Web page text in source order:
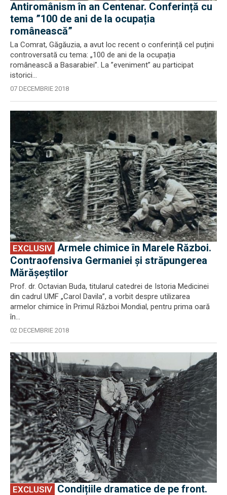
Antiromânism în an Centenar. Conferință cu
tema ”100 de ani de la ocupația
românească”
La Comrat, Găgăuzia, a avut loc recent o conferință cel puțini
controversată cu tema: „100 de ani de la ocupația
românească a Basarabiei”. La ”eveniment” au participat
istorici...
07 DECEMBRIE 2018
EXCLUSIV
EXCLUSIV
Contraofensiva Germaniei și străpungerea
Mărășeștilor
Prof. dr. Octavian Buda, titularul catedrei de Istoria Medicinei
din cadrul UMF „Carol Davila”, a vorbit despre utilizarea
armelor chimice în Primul Război Mondial, pentru prima oară
în...
02 DECEMBRIE 2018
EXCLUSIV
EXCLUSIV